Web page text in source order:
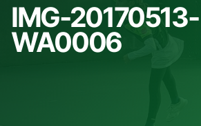
IMG-20170513-
WA0006